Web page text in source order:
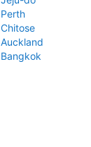
Perth
Chitose
Auckland
Bangkok